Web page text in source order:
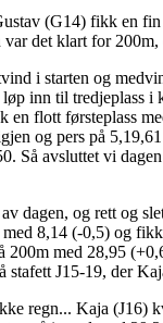
(G14) fikk en
det klart for
i starten og
inn til tredjeplass i
en flott førsteplass
og pers på
Så avsluttet vi
dagen, og rett og
8,14 (-0,5) og
200m med 28,95
stafett J15-19, der
regn... Kaja (J16)